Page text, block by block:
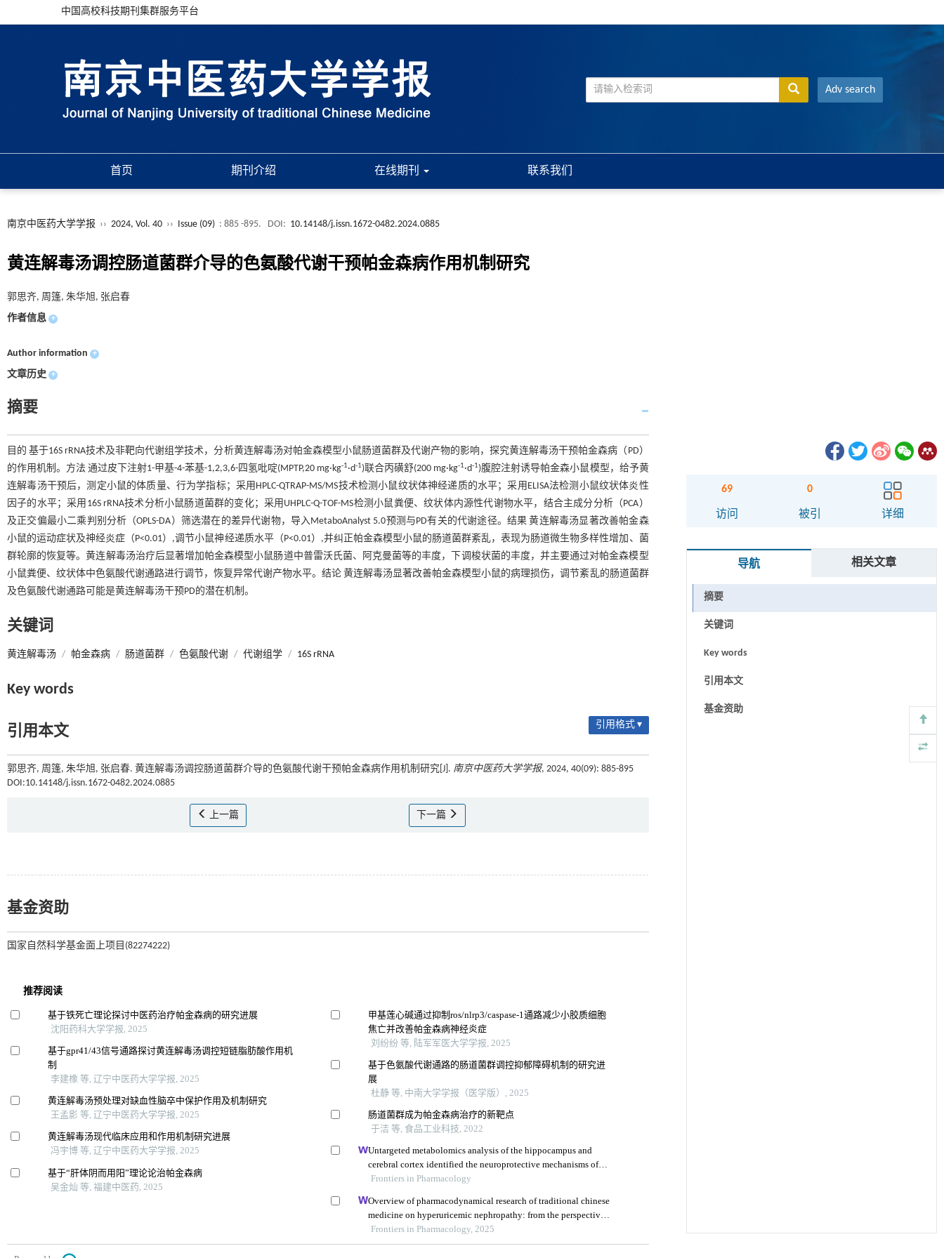
中国高校科技期刊集群服务平台
Adv search
首页 期刊介绍 在线期刊 联系我们
南京中医药大学学报 ›› 2024, Vol. 40 ›› Issue (09) : 885 -895. DOI: 10.14148/j.issn.1672-0482.2024.0885
黄连解毒汤调控肠道菌群介导的色氨酸代谢干预帕金森病作用机制研究
郭思齐, 周篷, 朱华旭, 张启春
作者信息 +
Author information +
文章历史 +
摘要
目的 基于16S rRNA技术及非靶向代谢组学技术，分析黄连解毒汤对帕金森模型小鼠肠道菌群及代谢产物的影响，探究黄连解毒汤干预帕金森病（PD）
的作用机制。方法 通过皮下注射1-甲基-4-苯基-1,2,3,6-四氢吡啶(MPTP,20 mg·kg-1·d-1)联合丙磺舒(200 mg·kg-1·d-1)腹腔注射诱导帕金森小鼠模型，给予黄
连解毒汤干预后，测定小鼠的体质量、行为学指标；采用HPLC-QTRAP-MS/MS技术检测小鼠纹状体神经递质的水平；采用ELISA法检测小鼠纹状体炎性
因子的水平；采用16S rRNA技术分析小鼠肠道菌群的变化；采用UHPLC-Q-TOF-MS检测小鼠粪便、纹状体内源性代谢物水平，结合主成分分析（PCA）
及正交偏最小二乘判别分析（OPLS-DA）筛选潜在的差异代谢物，导入MetaboAnalyst 5.0预测与PD有关的代谢途径。结果 黄连解毒汤显著改善帕金森
小鼠的运动症状及神经炎症（P<0.01）,调节小鼠神经递质水平（P<0.01）,并纠正帕金森模型小鼠的肠道菌群紊乱，表现为肠道微生物多样性增加、菌
群轮廓的恢复等。黄连解毒汤治疗后显著增加帕金森模型小鼠肠道中普雷沃氏菌、阿克曼菌等的丰度，下调梭状菌的丰度，并主要通过对帕金森模型
小鼠粪便、纹状体中色氨酸代谢通路进行调节，恢复异常代谢产物水平。结论 黄连解毒汤显著改善帕金森模型小鼠的病理损伤，调节紊乱的肠道菌群
及色氨酸代谢通路可能是黄连解毒汤干预PD的潜在机制。
关键词
黄连解毒汤 / 帕金森病 / 肠道菌群 / 色氨酸代谢 / 代谢组学 / 16S rRNA
Key words
引用本文 引用格式 ▾
郭思齐, 周篷, 朱华旭, 张启春. 黄连解毒汤调控肠道菌群介导的色氨酸代谢干预帕金森病作用机制研究[J]. 南京中医药大学学报, 2024, 40(09): 885-895
DOI:10.14148/j.issn.1672-0482.2024.0885
上一篇 下一篇
基金资助
国家自然科学基金面上项目(82274222)
69
访问
0
被引 详细
导航 相关文章
摘要
关键词
Key words
引用本文
基金资助